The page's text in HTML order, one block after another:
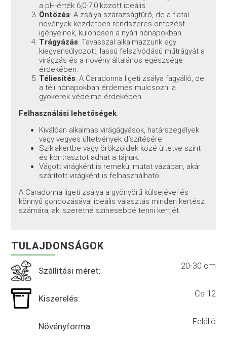
a pH-érték 6,0-7,0 között ideális.
Öntözés: A zsálya szárazságtűrő, de a fiatal
növények kezdetben rendszeres öntözést
igényelnek, különösen a nyári hónapokban.
Trágyázás: Tavasszal alkalmazzunk egy
kiegyensúlyozott, lassú felszívódású műtrágyát a
virágzás és a növény általános egészsége
érdekében.
Téliesítés: A Caradonna ligeti zsálya fagyálló, de
a téli hónapokban érdemes mulcsozni a
gyökerek védelme érdekében.
Felhasználási lehetőségek:
Kiválóan alkalmas virágágyások, határszegélyek
vagy vegyes ültetvények díszítésére.
Sziklakertbe vagy örökzöldek közé ültetve színt
és kontrasztot adhat a tájnak.
Vágott virágként is remekül mutat vázában, akár
szárított virágként is felhasználható.
A Caradonna ligeti zsálya a gyönyörű külsejével és
könnyű gondozásával ideális választás minden kertész
számára, aki szeretné színesebbé tenni kertjét.
TULAJDONSÁGOK
Szállítási méret: 20-30 cm
Kiszerelés: Cs 12
Növényforma: Felálló